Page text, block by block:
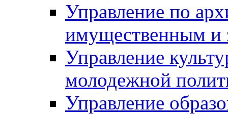
Управление по
имущественным и
Управление
молодежной
Управление